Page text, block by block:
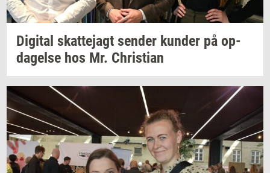
Di­gi­tal skat­tej­agt sen­der kun­der på op­
da­gel­se hos Mr. Chri­sti­an